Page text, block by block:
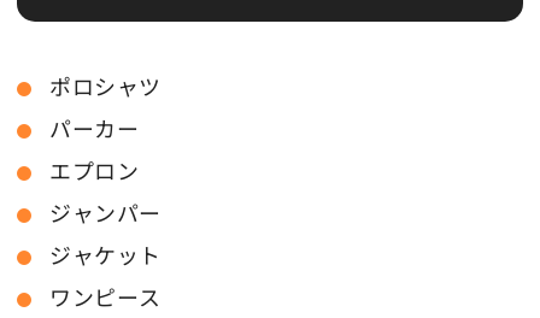
ポロシャツ
パーカー
エプロン
ジャンパー
ジャケット
ワンピース